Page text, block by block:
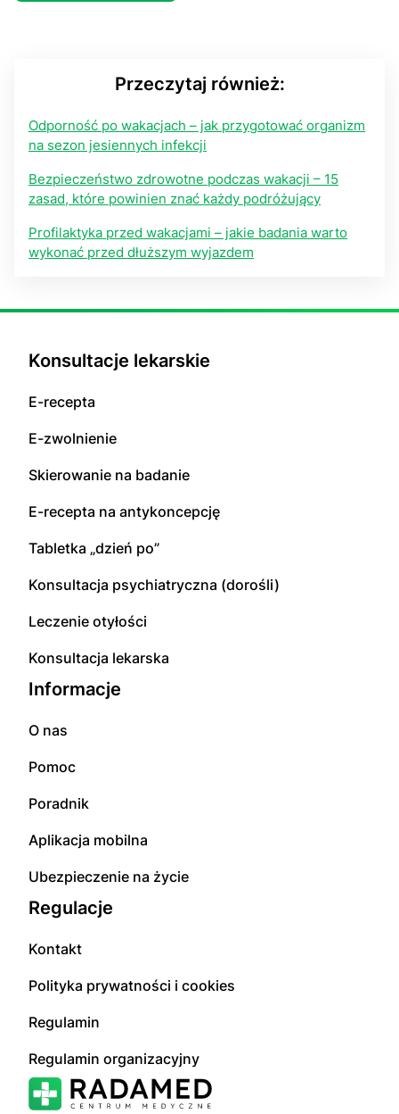
Przeczytaj również:
Odporność po wakacjach – jak przygotować organizm
na sezon jesiennych infekcji
Bezpieczeństwo zdrowotne podczas wakacji – 15
zasad, które powinien znać każdy podróżujący
Profilaktyka przed wakacjami – jakie badania warto
wykonać przed dłuższym wyjazdem
Konsultacje lekarskie
E-recepta
E-zwolnienie
Skierowanie na badanie
E-recepta na antykoncepcję
Tabletka „dzień po”
Konsultacja psychiatryczna (dorośli)
Leczenie otyłości
Konsultacja lekarska
Informacje
O nas
Pomoc
Poradnik
Aplikacja mobilna
Ubezpieczenie na życie
Regulacje
Kontakt
Polityka prywatności i cookies
Regulamin
Regulamin organizacyjny